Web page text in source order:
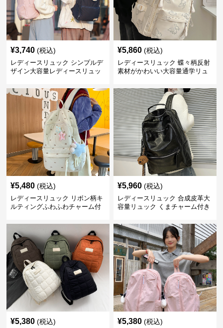
¥3,740 (税込)
レディースリュック シンプルデ
ザイン大容量レディースリュッ
¥5,860 (税込)
レディースリュック 蝶々柄反射
素材がかわいい大容量通学リュ
¥5,480 (税込)
レディースリュック リボン柄キ
ルティングふわふわチャーム付
¥5,960 (税込)
レディースリュック 合成皮革大
容量リュック くまチャーム付き
¥5,380 (税込) ¥5,380 (税込)